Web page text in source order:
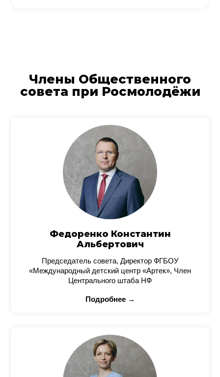
Члены Общественного
совета при Росмолодёжи
Федоренко Константин
Альбертович
Председатель совета, Директор ФГБОУ
«Международный детский центр «Артек», Член
Центрального штаба НФ
Подробнее →